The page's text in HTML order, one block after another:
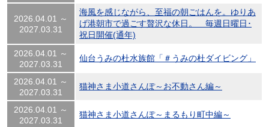
2026.04.01 ～
2027.03.31
海風を感じながら、至福の朝ごはんを。ゆりあ
げ港朝市で過ごす贅沢な休日。 毎週日曜日･
祝日開催(通年)
2026.04.01 ～
2027.03.31
仙台うみの杜水族館「＃うみの杜ダイビング」
2026.04.01 ～
2027.03.31
猫神さま小道さんぽ～お不動さん編～
2026.04.01 ～
2027.03.31
猫神さま小道さんぽ～まるもり町中編～